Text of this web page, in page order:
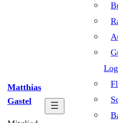
Matthias
Gastel